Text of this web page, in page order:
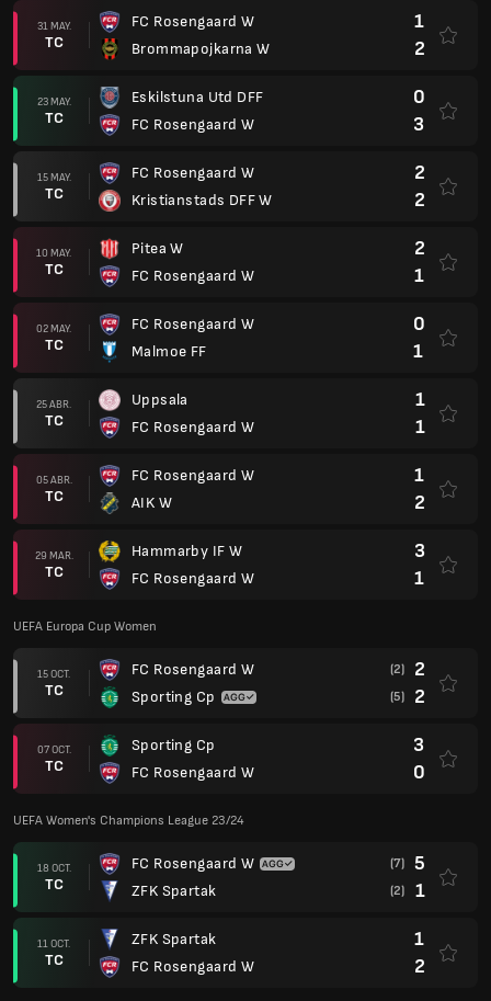
31 MAY.
TC
FC Rosengaard W
Brommapojkarna W
1
2
23 MAY.
TC
Eskilstuna Utd DFF
FC Rosengaard W
0
3
15 MAY.
TC
FC Rosengaard W
Kristianstads DFF W
2
2
10 MAY.
TC
Pitea W
FC Rosengaard W
2
1
02 MAY.
TC
FC Rosengaard W
Malmoe FF
0
1
25 ABR.
TC
Uppsala
FC Rosengaard W
1
1
05 ABR.
TC
FC Rosengaard W
AIK W
1
2
29 MAR.
TC
Hammarby IF W
FC Rosengaard W
3
1
UEFA Europa Cup Women
15 OCT.
TC
FC Rosengaard W
Sporting Cp
(2) 2
(5) 2
07 OCT.
TC
Sporting Cp
FC Rosengaard W
3
0
UEFA Women's Champions League 23/24
18 OCT.
TC
FC Rosengaard W
ZFK Spartak
(7) 5
(2) 1
11 OCT.
TC
ZFK Spartak
FC Rosengaard W
1
2